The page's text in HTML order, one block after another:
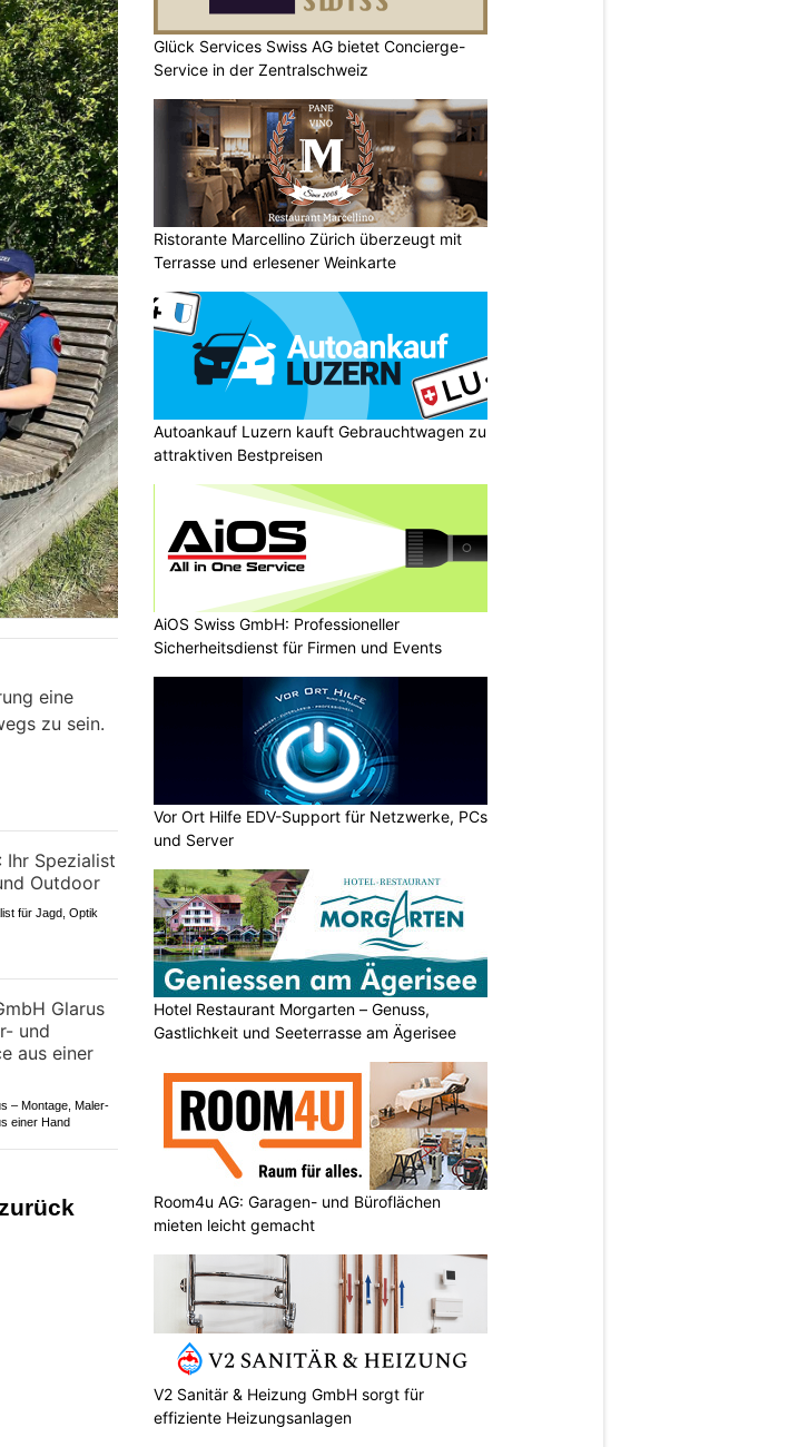
eine
zu sein.
für Jagd, Optik
– Montage, Maler-
einer Hand
Glück Services Swiss AG bietet Concierge-
Service in der Zentralschweiz
Ristorante Marcellino Zürich überzeugt mit
Terrasse und erlesener Weinkarte
Autoankauf Luzern kauft Gebrauchtwagen zu
attraktiven Bestpreisen
AiOS Swiss GmbH: Professioneller
Sicherheitsdienst für Firmen und Events
Vor Ort Hilfe EDV-Support für Netzwerke, PCs
und Server
Hotel Restaurant Morgarten – Genuss,
Gastlichkeit und Seeterrasse am Ägerisee
Room4u AG: Garagen- und Büroflächen
mieten leicht gemacht
V2 Sanitär & Heizung GmbH sorgt für
effiziente Heizungsanlagen